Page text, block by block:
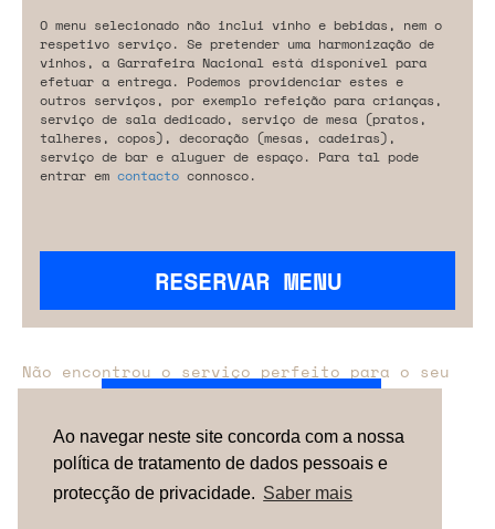
Ao navegar neste site concorda com a nossa
política de tratamento de dados pessoais e
protecção de privacidade. Saber mais
O menu selecionado não inclui vinho e bebidas, nem o
respetivo serviço. Se pretender uma harmonização de
vinhos, a Garrafeira Nacional está disponível para
efetuar a entrega. Podemos providenciar estes e
outros serviços, por exemplo refeição para crianças,
serviço de sala dedicado, serviço de mesa (pratos,
talheres, copos), decoração (mesas, cadeiras),
serviço de bar e aluguer de espaço. Para tal pode
entrar em contacto connosco.
RESERVAR MENU
Não encontrou o serviço perfeito para o seu
evento?
Entre em contacto connosco.
TERMOS & CONDIÇÕES SOBRE NÓS
COMO
FUNCIONA
CONTACTOS
NEWSLETTER